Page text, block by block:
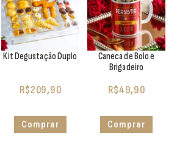
Kit Degustação Duplo
R$209,90
Comprar
Caneca de Bolo e
Brigadeiro
R$49,90
Comprar